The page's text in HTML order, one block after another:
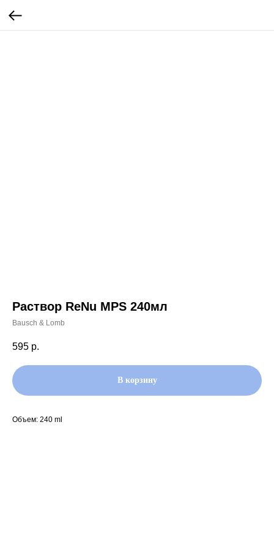
Раствор ReNu MPS 240мл
Bausch & Lomb
595 р.
В корзину
Объем: 240 ml